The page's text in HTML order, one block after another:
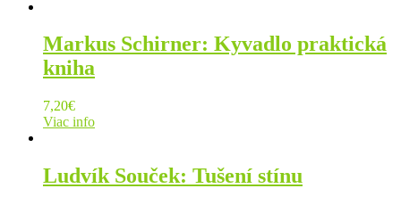
Markus Schirner: Kyvadlo praktická
kniha
7,20€
Viac info
Ludvík Souček: Tušení stínu